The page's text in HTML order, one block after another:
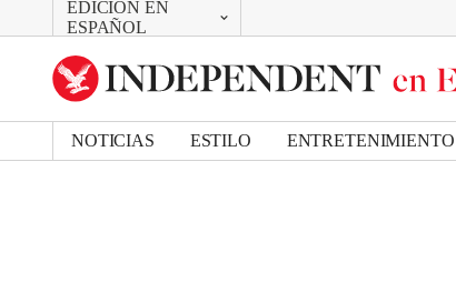
EDICIÓN EN
ESPAÑOL
CAMBIAR
UK Edition
US Edition
NOTICIAS ESTILO ENTRETENIMIENTO
Bookmark popover
Removed from bookmarks
Close popover